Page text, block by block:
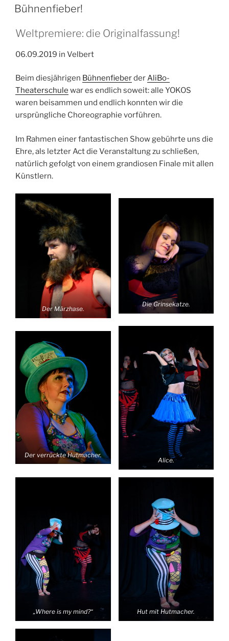
AM
Bühnenfieber!
Weltpremiere: die Originalfassung!
06.09.2019 in Velbert
Beim diesjährigen BühnenfieberderAliBo-
Theaterschule war es endlich soweit: alle YOKOS
waren beisammen und endlich konnten wir die
ursprüngliche Choreographie vorführen.
Im Rahmen einer fantastischen Show gebührte uns die
Ehre, als letzter Act die Veranstaltung zu schließen,
natürlich gefolgt von einem grandiosen Finale mit allen
Künstlern.
Der Märzhase.
Die Grinsekatze.
Der verrückte Hutmacher.
Alice.
„Where is my mind?“ Hut mit Hutmacher.